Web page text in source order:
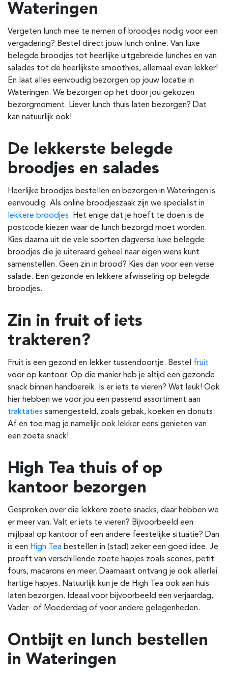
Wateringen
Vergeten lunch mee te nemen of broodjes nodig voor een
vergadering? Bestel direct jouw lunch online. Van luxe
belegde broodjes tot heerlijke uitgebreide lunches en van
salades tot de heerlijkste smoothies, allemaal even lekker!
En laat alles eenvoudig bezorgen op jouw locatie in
Wateringen. We bezorgen op het door jou gekozen
bezorgmoment. Liever lunch thuis laten bezorgen? Dat
kan natuurlijk ook!
De lekkerste belegde
broodjes en salades
Heerlijke broodjes bestellen en bezorgen in Wateringen is
eenvoudig. Als online broodjeszaak zijn we specialist in
lekkere broodjes. Het enige dat je hoeft te doen is de
postcode kiezen waar de lunch bezorgd moet worden.
Kies daarna uit de vele soorten dagverse luxe belegde
broodjes die je uiteraard geheel naar eigen wens kunt
samenstellen. Geen zin in brood? Kies dan voor een verse
salade. Een gezonde en lekkere afwisseling op belegde
broodjes.
Zin in fruit of iets
trakteren?
Fruit is een gezond en lekker tussendoortje. Bestel fruit
voor op kantoor. Op die manier heb je altijd een gezonde
snack binnen handbereik. Is er iets te vieren? Wat leuk! Ook
hier hebben we voor jou een passend assortiment aan
traktaties samengesteld, zoals gebak, koeken en donuts.
Af en toe mag je namelijk ook lekker eens genieten van
een zoete snack!
High Tea thuis of op
kantoor bezorgen
Gesproken over die lekkere zoete snacks, daar hebben we
er meer van. Valt er iets te vieren? Bijvoorbeeld een
mijlpaal op kantoor of een andere feestelijke situatie? Dan
is een High Tea bestellen in (stad) zeker een goed idee. Je
proeft van verschillende zoete hapjes zoals scones, petit
fours, macarons en meer. Daarnaast ontvang je ook allerlei
hartige hapjes. Natuurlijk kun je de High Tea ook aan huis
laten bezorgen. Ideaal voor bijvoorbeeld een verjaardag,
Vader- of Moederdag of voor andere gelegenheden.
Ontbijt en lunch bestellen
in Wateringen